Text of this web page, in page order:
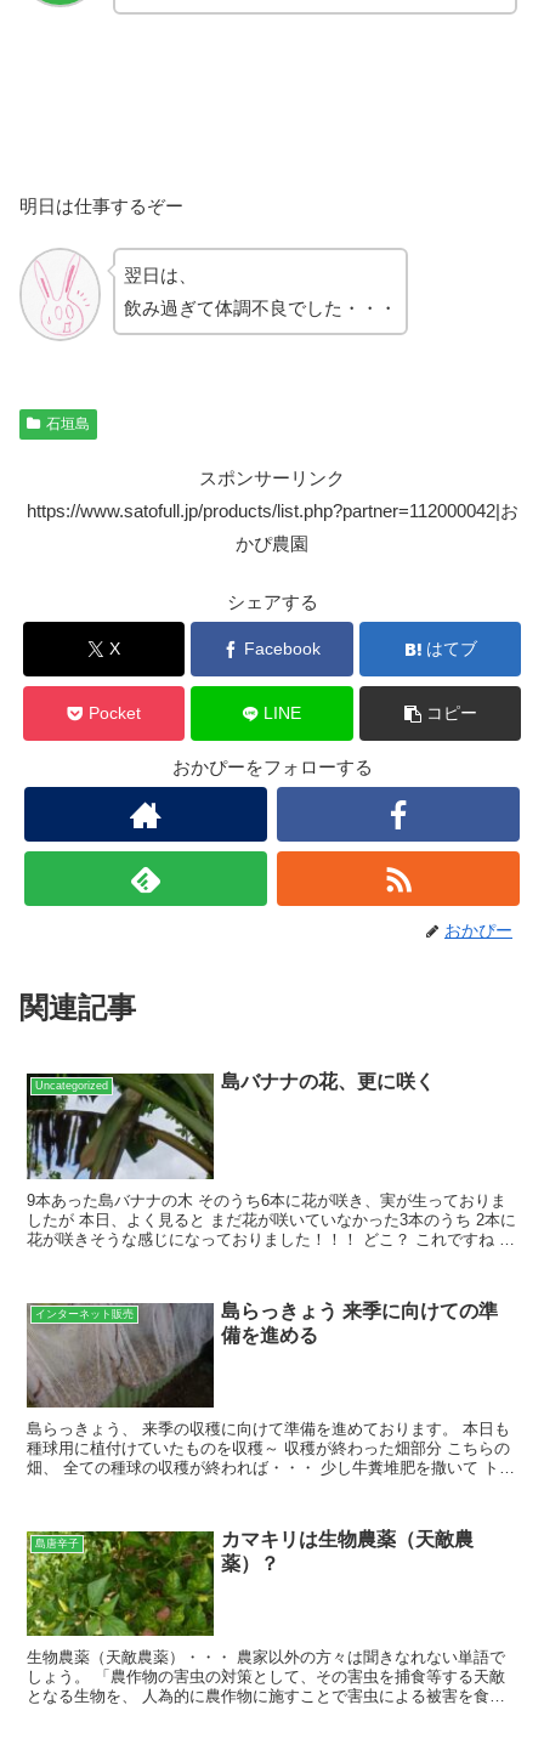
明日は仕事するぞー
翌日は、
飲み過ぎて体調不良でした・・・
石垣島
スポンサーリンク
https://www.satofull.jp/products/list.php?partner=112000042|お
かぴ農園
シェアする
X Facebook はてブ
Pocket LINE コピー
おかぴーをフォローする
おかぴー
関連記事
Uncategorized 島バナナの花、更に咲く
9本あった島バナナの木 そのうち6本に花が咲き、実が生っておりま
したが 本日、よく見ると まだ花が咲いていなかった3本のうち 2本に
花が咲きそうな感じになっておりました！！！ どこ？ これですね 花
インターネット販売
島らっきょう 来季に向けての準
備を進める
島らっきょう、 来季の収穫に向けて準備を進めております。 本日も
種球用に植付けていたものを収穫～ 収穫が終わった畑部分 こちらの
畑、 全ての種球の収穫が終われば・・・ 少し牛糞堆肥を撒いて トラ
島唐辛子
カマキリは生物農薬（天敵農
薬）？
生物農薬（天敵農薬）・・・ 農家以外の方々は聞きなれない単語で
しょう。 「農作物の害虫の対策として、その害虫を捕食等する天敵
となる生物を、 人為的に農作物に施すことで害虫による被害を食い